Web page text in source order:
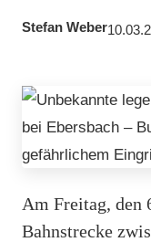
Stefan Weber
Am Freitag, den
Bahnstrecke